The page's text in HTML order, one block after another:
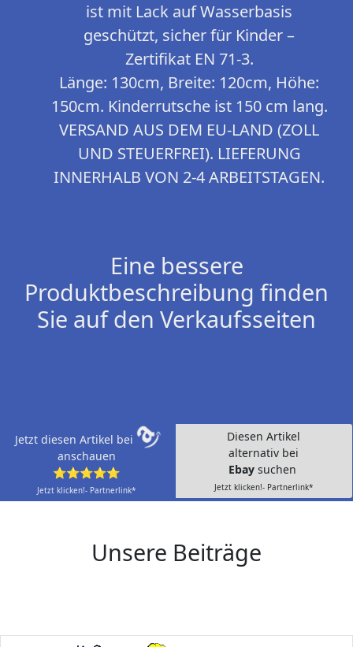
ist mit Lack auf Wasserbasis
geschützt, sicher für Kinder –
Zertifikat EN 71-3.
Länge: 130cm, Breite: 120cm, Höhe:
150cm. Kinderrutsche ist 150 cm lang.
VERSAND AUS DEM EU-LAND (ZOLL
UND STEUERFREI). LIEFERUNG
INNERHALB VON 2-4 ARBEITSTAGEN.
Eine bessere
Produktbeschreibung finden
Sie auf den Verkaufsseiten
Jetzt diesen Artikel bei
anschauen
⭐⭐⭐⭐⭐
Jetzt klicken!- Partnerlink*
Diesen Artikel
alternativ bei
Ebay suchen
Jetzt klicken!- Partnerlink*
Unsere Beiträge